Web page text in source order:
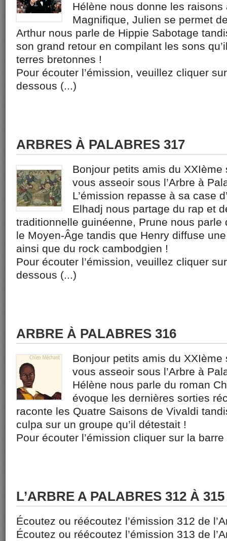
Hélène nous donne les
Magnifique, Julien se permet
Arthur nous parle de Hippie Sabotage
son grand retour en compilant les sons
terres bretonnes !
Pour écouter l’émission, veuillez cliquer
dessous (...)
ARBRES À PALABRES 317
Bonjour petits amis du
vous asseoir sous l’Arbre à
L’émission repasse à sa case
Elhadj nous partage du rap et
traditionnelle guinéenne, Prune nous
le Moyen-Âge tandis que Henry diffuse
ainsi que du rock cambodgien !
Pour écouter l’émission, veuillez cliquer
dessous (...)
ARBRE À PALABRES 316
Bonjour petits amis du
vous asseoir sous l’Arbre à
Hélène nous parle du roman
évoque les dernières sorties
raconte les Quatre Saisons de Vivaldi
culpa sur un groupe qu’il détestait !
Pour écouter l’émission cliquer sur la
L’ARBRE A PALABRES 312 À 315
Écoutez ou réécoutez l’émission 312 de
Écoutez ou réécoutez l’émission 313 de